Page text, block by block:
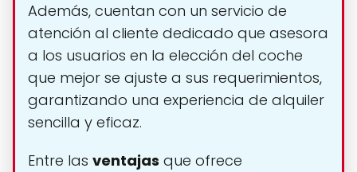
Además, cuentan con un servicio de
atención al cliente dedicado que asesora
a los usuarios en la elección del coche
que mejor se ajuste a sus requerimientos,
garantizando una experiencia de alquiler
sencilla y eficaz.
Entre las ventajas que ofrece